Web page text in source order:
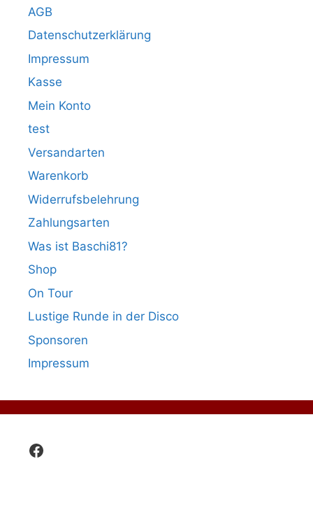
AGB
Datenschutzerklärung
Impressum
Kasse
Mein Konto
test
Versandarten
Warenkorb
Widerrufsbelehrung
Zahlungsarten
Was ist Baschi81?
Shop
On Tour
Lustige Runde in der Disco
Sponsoren
Impressum
Facebook